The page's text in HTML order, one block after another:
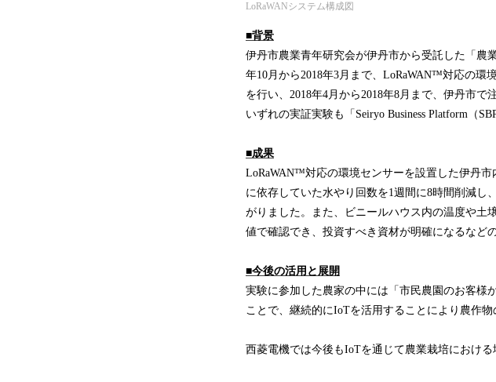
LoRaWANシステム構成図
■背景
伊丹市農業青年研究会が伊丹市から受託した「農
年10月から2018年3月まで、LoRaWAN™対応の環
を行い、2018年4月から2018年8月まで、伊丹市
いずれの実証実験も「Seiryo Business Platform（
■成果
LoRaWAN™対応の環境センサーを設置した伊丹
に依存していた水やり回数を1週間に8時間削減し
がりました。また、ビニールハウス内の温度や土
値で確認でき、投資すべき資材が明確になるなど
■今後の活用と展開
実験に参加した農家の中には「市民農園のお客様
ことで、継続的にIoTを活用することにより農作
西菱電機では今後もIoTを通じて農業栽培における